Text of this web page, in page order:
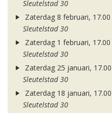
Sleutelstad 30
Zaterdag 8 februari,
Sleutelstad 30
Zaterdag 1 februari,
Sleutelstad 30
Zaterdag 25 januari,
Sleutelstad 30
Zaterdag 18 januari,
Sleutelstad 30